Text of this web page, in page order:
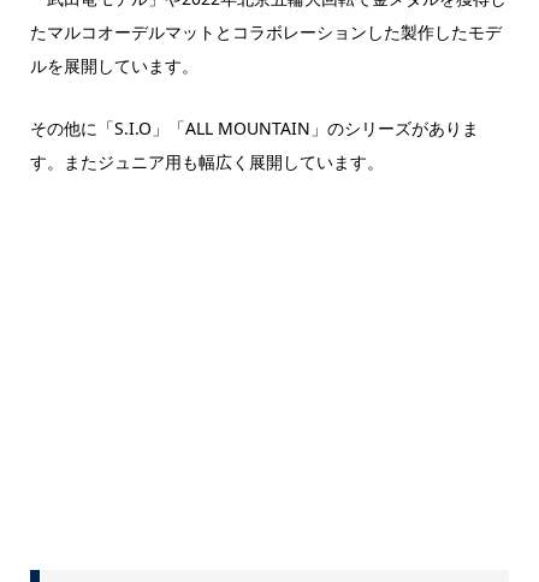
たマルコオーデルマットとコラボレーションした製作したモデ
ルを展開しています。
その他に「S.I.O」「ALL MOUNTAIN」のシリーズがありま
す。またジュニア用も幅広く展開しています。